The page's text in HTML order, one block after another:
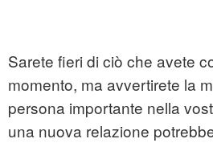
Sarete fieri di ciò che avete
momento, ma avvertirete la
persona importante nella
una nuova relazione